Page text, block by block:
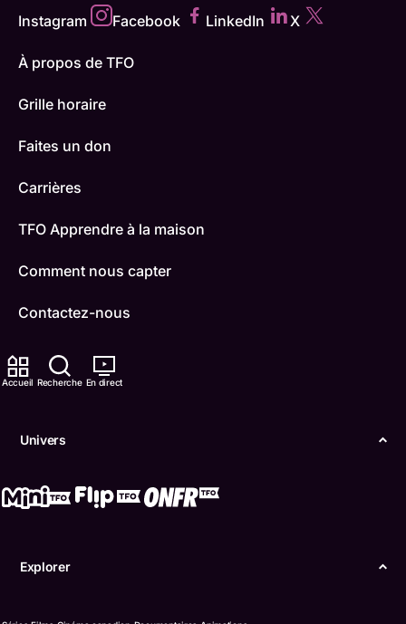
Accueil Recherche En direct
Univers
Explorer
Instagram Facebook LinkedIn X
À propos de TFO
Grille horaire
Faites un don
Carrières
TFO Apprendre à la maison
Comment nous capter
Contactez-nous
ONFR
Boukili
Confidentialité